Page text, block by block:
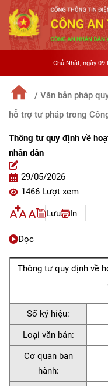
Chủ Nhật, ngày
/ Văn bản pháp
hỗ trợ tư pháp trong
Thông tư quy định về
nhân dân
29/05/2026
1466 Lượt xem
Lưu In
Đọc
Thông tư quy định về
Số ký hiệu:
Loại văn bản:
Cơ quan ban
hành: